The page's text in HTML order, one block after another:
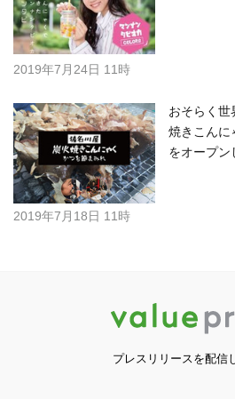
2019年7月24日 11時
おそらく世
焼きこんに
をオープン
2019年7月18日 11時
プレスリリースを配信